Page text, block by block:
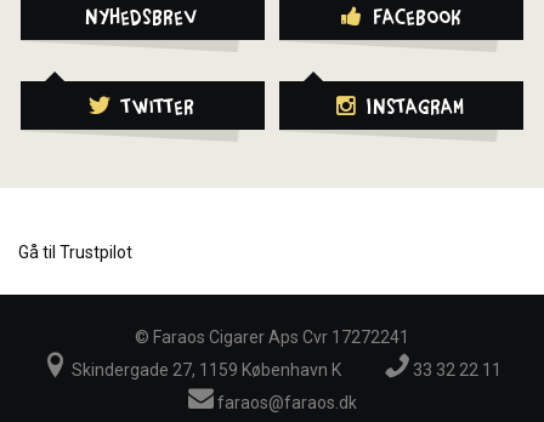
Nyhedsbrev Facebook
Twitter Instagram
Gå til Trustpilot
© Faraos Cigarer Aps Cvr 17272241
Skindergade 27, 1159 København K
33 32 22 11
faraos@faraos.dk